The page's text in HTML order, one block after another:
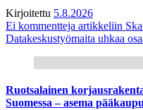
Kirjoitettu 5.8.2026
Ei kommentteja artikkeliin
Datakeskustyömaita uhkaa
Ruotsalainen
Suomessa – asema